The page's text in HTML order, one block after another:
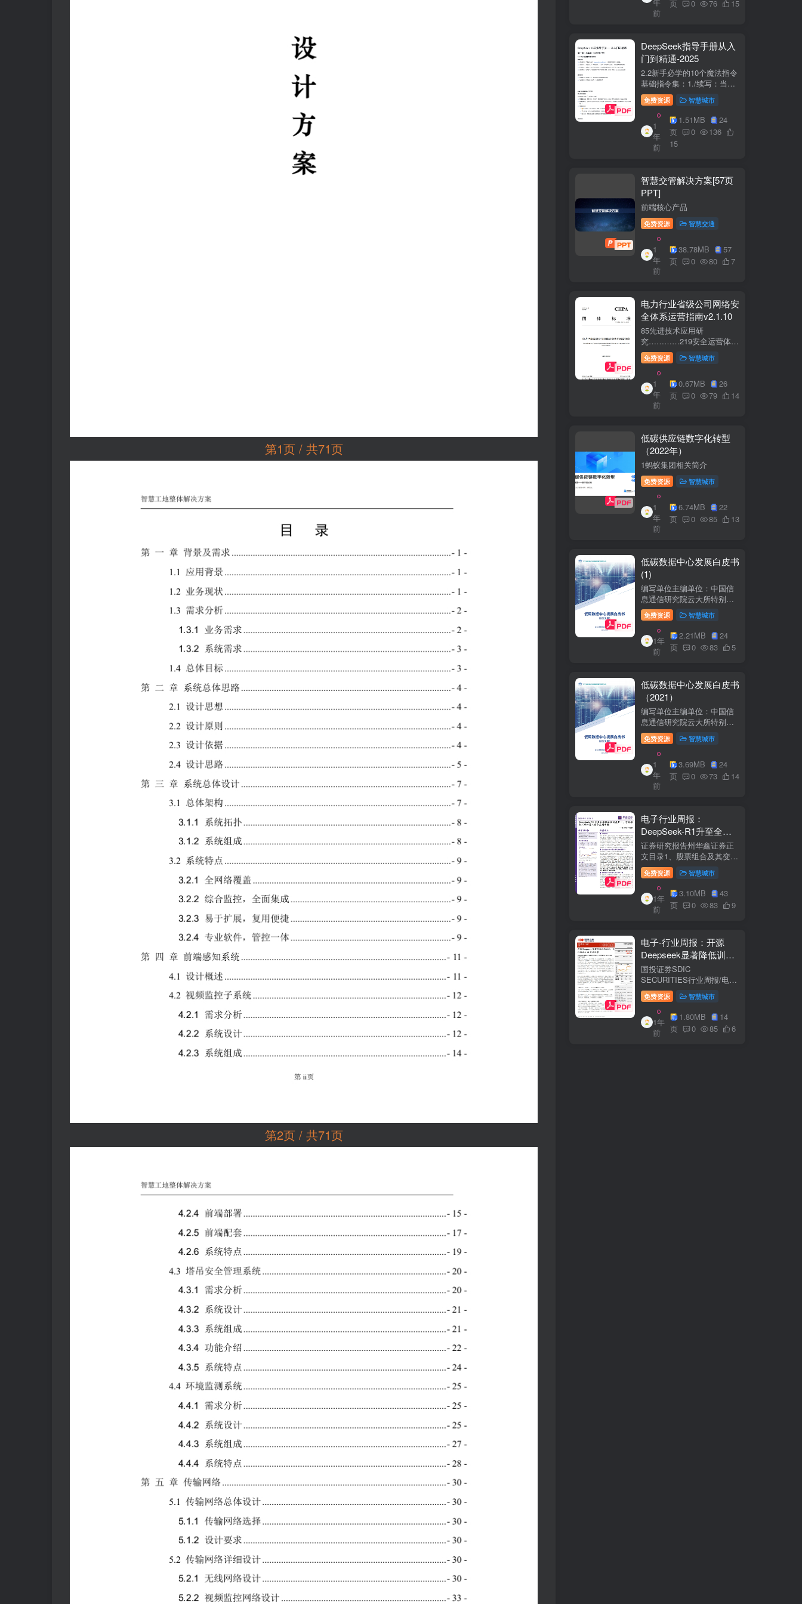
第1页 / 共71页
第2页 / 共71页
+医疗企业案例分析5中国互
联网+医疗...
年
前
页 0 76 15
DeepSeek指导手册从入
门到精通-2025
2.2新手必学的10个魔法指令
基础指令集：1./续写：当回
答中断时自动继续生成2./简
化：将复杂内容转换成大白
话3./示例：要求展示实际案
例（特别是写代码时）4./步
骤：让AI分步骤指导操作流
程5./检...
免费资源 智慧城市
1
年
前
1.51MB
24
页
0
136
15
智慧交管解决方案[57页
PPT]
前端核心产品
免费资源 智慧交通
1
年
前
38.78MB
57
页
0 80 7
电力行业省级公司网络安
全体系运营指南v2.1.10
85先进技术应用研
究…………219安全运营体
系……2291网络安全运
营..2292业务安全运
营.......249.3网络与业务安全
联动.·26
免费资源 智慧城市
1
年
前
0.67MB
26
页
0 79 14
低碳供应链数字化转型
（2022年）
1蚂蚁集团相关简介
免费资源 智慧城市
1
年
前
6.74MB
22
页
0 85 13
低碳数据中心发展白皮书
(1)
编写单位主编单位：中国信
息通信研究院云大所特别鸣
谢：百度、阿里巴巴、腾
讯、中金数据、秦淮数据、
万国数据、河北省凤凰谷零
碳发展研究院、绿色和平等
单位的大力支持。
免费资源 智慧城市
1年
前
2.21MB
24
页
0 83 5
低碳数据中心发展白皮书
（2021）
编写单位主编单位：中国信
息通信研究院云大所特别鸣
谢：百度、阿里巴巴、腾
讯、中金数据、秦准数据、
万国数据、河北省凤凰谷零
碳发展研究院、绿色和平等
单位的大力支持。
免费资源 智慧城市
1
年
前
3.69MB
24
页
0 73 14
电子行业周报：
DeepSeek-R1升至全球
风格控制类第一，宇树推
出人形机器人首个应用方
案
证券研究报告州华鑫证券正
文目录1、股票组合及其变
化.51.1、本周重点推荐及推
荐组...51.2、海外龙头一
览。62、周度行情分析及展
望.…82.1、周涨幅排行…
2.2、行业重点公司估值水平
免费资源 智慧城市
1年
前
3.10MB
43
页
0 83 9
电子-行业周报：开源
Deepseek显著降低训练
成本，关注推理与AI终端
进展
国投证券SDIC
SECURITIES行业周报/电于
目内容目录1.本周新闻一
览.42.行业数据跟踪.…62.1.
半导体：半导体行业：两大
收购事件来袭...62.2.SiC:8家
碳化硅相关企业完成融
免费资源 智慧城市
1年
前
1.80MB
14
页
0 85 6